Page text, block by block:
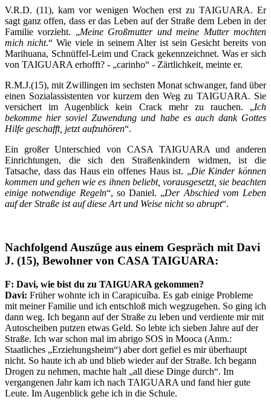
V.R.D. (11), kam vor wenigen Wochen erst zu TAIGUARA. Er
sagt ganz offen, dass er das Leben auf der Straße dem Leben in der
Familie vorzieht. „Meine Großmutter und meine Mutter mochten
mich nicht.“ Wie viele in seinem Alter ist sein Gesicht bereits von
Marihuana, Schnüffel-Leim und Crack gekennzeichnet. Was er sich
von TAIGUARA erhofft? - „carinho“ - Zärtlichkeit, meinte er.
R.M.J.(15), mit Zwillingen im sechsten Monat schwanger, fand über
einen Sozialassistenten vor kurzem den Weg zu TAIGUARA. Sie
versichert im Augenblick kein Crack mehr zu rauchen. „Ich
bekomme hier soviel Zuwendung und habe es auch dank Gottes
Hilfe geschafft, jetzt aufzuhören“.
Ein großer Unterschied von CASA TAIGUARA und anderen
Einrichtungen, die sich den Straßenkindern widmen, ist die
Tatsache, dass das Haus ein offenes Haus ist. „Die Kinder können
kommen und gehen wie es ihnen beliebt, vorausgesetzt, sie beachten
einige notwendige Regeln“, so Daniel. „Der Abschied vom Leben
auf der Straße ist auf diese Art und Weise nicht so abrupt“.
Nachfolgend Auszüge aus einem Gespräch mit Davi
J. (15), Bewohner von CASA TAIGUARA:
F: Davi, wie bist du zu TAIGUARA gekommen?
Davi: Früher wohnte ich in Carapicuíba. Es gab einige Probleme
mit meiner Familie und ich entschloß mich wegzugehen. So ging ich
dann weg. Ich begann auf der Straße zu leben und verdiente mir mit
Autoscheiben putzen etwas Geld. So lebte ich sieben Jahre auf der
Straße. Ich war schon mal im abrigo SOS in Mooca (Anm.:
Staatliches „Erziehungsheim“) aber dort gefiel es mir überhaupt
nicht. So haute ich ab und blieb wieder auf der Straße. Ich begann
Drogen zu nehmen, machte halt „all diese Dinge durch“. Im
vergangenen Jahr kam ich nach TAIGUARA und fand hier gute
Leute. Im Augenblick gehe ich in die Schule.